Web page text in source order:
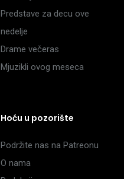
Predstave za decu ove
nedelje
Drame večeras
Mjuzikli ovog meseca
Hoću u pozorište
Podržite nas na Patreonu
O nama